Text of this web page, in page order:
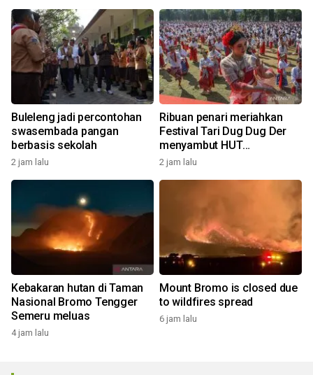
Buleleng jadi percontohan
swasembada pangan
berbasis sekolah
2 jam lalu
Ribuan penari meriahkan
Festival Tari Dug Dug Der
menyambut HUT
Kemerdekaan
2 jam lalu
Kebakaran hutan di Taman
Nasional Bromo Tengger
Semeru meluas
4 jam lalu
Mount Bromo is closed due
to wildfires spread
6 jam lalu